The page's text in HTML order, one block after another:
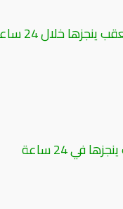
خلال 24 ساعة
24 ساعة